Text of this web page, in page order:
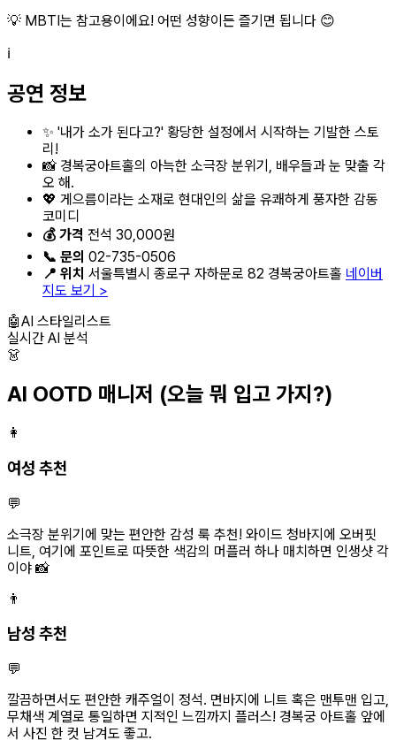
💡 MBTI는 참고용이에요! 어떤 성향이든 즐기면 됩니다 😊
ℹ️
공연 정보
✨ '내가 소가 된다고?' 황당한 설정에서 시작하는 기발한 스토
리!
📸 경복궁아트홀의 아늑한 소극장 분위기, 배우들과 눈 맞출 각
오 해.
💖 게으름이라는 소재로 현대인의 삶을 유쾌하게 풍자한 감동
코미디
💰 가격 전석 30,000원
📞 문의 02-735-0506
📍 위치 서울특별시 종로구 자하문로 82 경복궁아트홀 네이버
지도 보기 >
🤖AI 스타일리스트
실시간 AI 분석
👗
AI OOTD 매니저 (오늘 뭐 입고 가지?)
👩
여성 추천
💬
소극장 분위기에 맞는 편안한 감성 룩 추천! 와이드 청바지에 오버핏
니트, 여기에 포인트로 따뜻한 색감의 머플러 하나 매치하면 인생샷 각
이야 📸
👨
남성 추천
💬
깔끔하면서도 편안한 캐주얼이 정석. 면바지에 니트 혹은 맨투맨 입고,
무채색 계열로 통일하면 지적인 느낌까지 플러스! 경복궁 아트홀 앞에
서 사진 한 컷 남겨도 좋고.